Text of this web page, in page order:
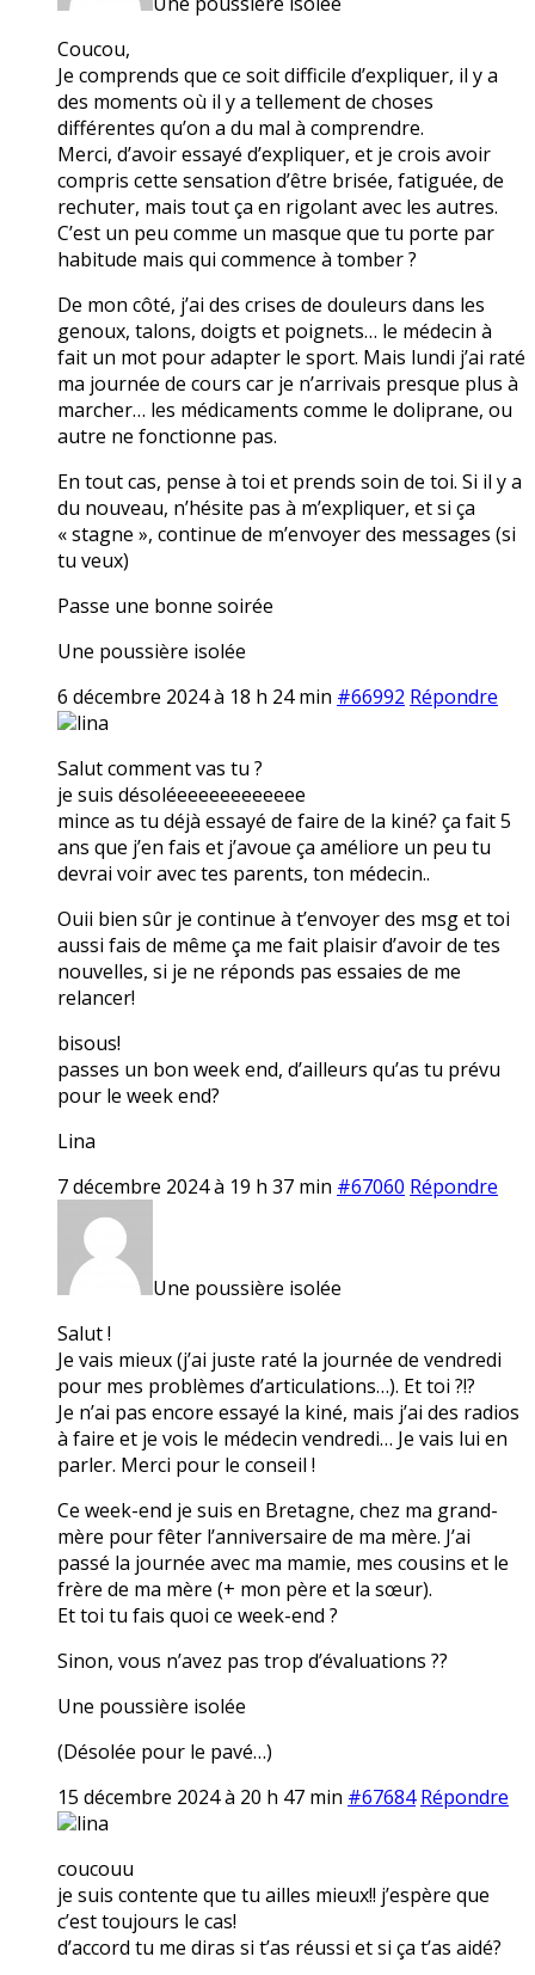
Coucou,
Je comprends que ce soit difficile d’expliquer, il y a
des moments où il y a tellement de choses
différentes qu’on a du mal à comprendre.
Merci, d’avoir essayé d’expliquer, et je crois avoir
compris cette sensation d’être brisée, fatiguée, de
rechuter, mais tout ça en rigolant avec les autres.
C’est un peu comme un masque que tu porte par
habitude mais qui commence à tomber ?
De mon côté, j’ai des crises de douleurs dans les
genoux, talons, doigts et poignets… le médecin à
fait un mot pour adapter le sport. Mais lundi j’ai raté
ma journée de cours car je n’arrivais presque plus à
marcher… les médicaments comme le doliprane, ou
autre ne fonctionne pas.
En tout cas, pense à toi et prends soin de toi. Si il y a
du nouveau, n’hésite pas à m’expliquer, et si ça
« stagne », continue de m’envoyer des messages (si
tu veux)
Passe une bonne soirée
Une poussière isolée
6 décembre 2024 à 18 h 24 min #66992 Répondre
lina
Salut comment vas tu ?
je suis désoléeeeeeeeeeeee
mince as tu déjà essayé de faire de la kiné? ça fait 5
ans que j’en fais et j’avoue ça améliore un peu tu
devrai voir avec tes parents, ton médecin..
Ouii bien sûr je continue à t’envoyer des msg et toi
aussi fais de même ça me fait plaisir d’avoir de tes
nouvelles, si je ne réponds pas essaies de me
relancer!
bisous!
passes un bon week end, d’ailleurs qu’as tu prévu
pour le week end?
Lina
7 décembre 2024 à 19 h 37 min #67060 Répondre
Une poussière isolée
Salut !
Je vais mieux (j’ai juste raté la journée de vendredi
pour mes problèmes d’articulations…). Et toi ?!?
Je n’ai pas encore essayé la kiné, mais j’ai des radios
à faire et je vois le médecin vendredi… Je vais lui en
parler. Merci pour le conseil !
Ce week-end je suis en Bretagne, chez ma grand-
mère pour fêter l’anniversaire de ma mère. J’ai
passé la journée avec ma mamie, mes cousins et le
frère de ma mère (+ mon père et la sœur).
Et toi tu fais quoi ce week-end ?
Sinon, vous n’avez pas trop d’évaluations ??
Une poussière isolée
(Désolée pour le pavé…)
15 décembre 2024 à 20 h 47 min #67684 Répondre
lina
coucouu
je suis contente que tu ailles mieux!! j’espère que
c’est toujours le cas!
d’accord tu me diras si t’as réussi et si ça t’as aidé?